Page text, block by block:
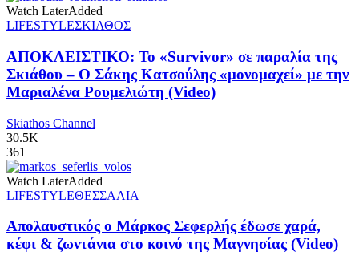
Watch LaterAdded
LIFESTYLEΣΚΙΑΘΟΣ
ΑΠΟΚΛΕΙΣΤΙΚΟ: Το «Survivor» σε παραλία της
Σκιάθου – Ο Σάκης Κατσούλης «μονομαχεί» με την
Μαριαλένα Ρουμελιώτη (Video)
Skiathos Channel
30.5K
361
Watch LaterAdded
LIFESTYLEΘΕΣΣΑΛΙΑ
Απολαυστικός ο Μάρκος Σεφερλής έδωσε χαρά,
κέφι & ζωντάνια στο κοινό της Μαγνησίας (Video)